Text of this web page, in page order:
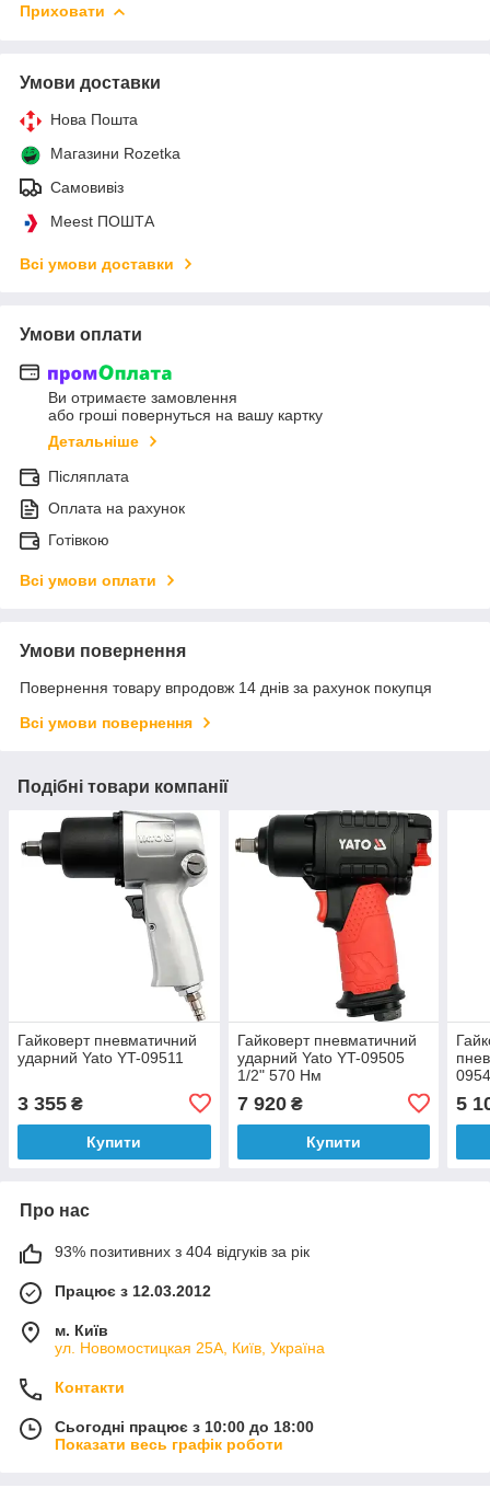
Приховати
Умови доставки
Нова Пошта
Магазини Rozetka
Самовивіз
Meest ПОШТА
Всі умови доставки
Умови оплати
Ви отримаєте замовлення
або гроші повернуться на вашу картку
Детальніше
Післяплата
Оплата на рахунок
Готівкою
Всі умови оплати
Умови повернення
Повернення товару впродовж 14 днів за рахунок покупця
Всі умови повернення
Подібні товари компанії
Гайковерт пневматичний
ударний Yato YT-09511
3 355 ₴
Купити
Гайковерт пневматичний
ударний Yato YT-09505
1/2" 570 Нм
7 920₴
Купити
хв.
5
Про нас
93% позитивних з 404 відгуків за рік
Працює з 12.03.2012
м. Київ
ул. Новомостицкая 25А, Київ, Україна
Контакти
Сьогодні працює з 10:00 до 18:00
Показати весь графік роботи